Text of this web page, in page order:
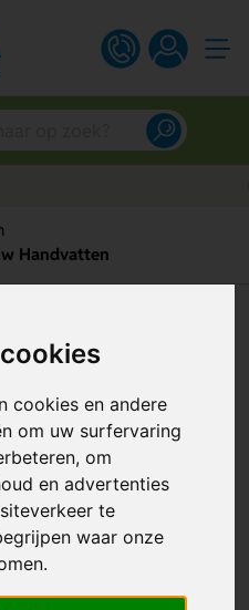
cookies en andere
om uw surfervaring
om
en advertenties
te
waar onze
service
Handvatten